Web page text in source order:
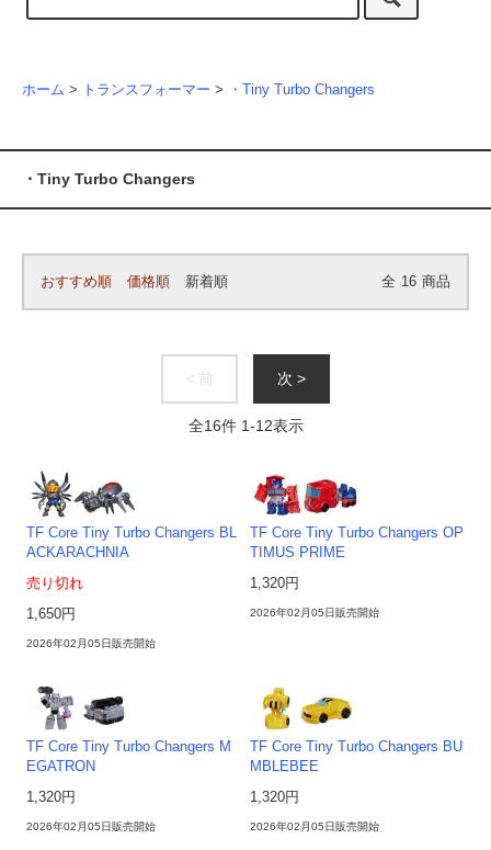
ホーム > トランスフォーマー > ・Tiny Turbo Changers
・Tiny Turbo Changers
おすすめ順 価格順 新着順 全 16 商品
< 前 次 >
全16件 1-12表示
TF Core Tiny Turbo Changers BL
ACKARACHNIA
売り切れ
1,650円
2026年02月05日販売開始
TF Core Tiny Turbo Changers OP
TIMUS PRIME
1,320円
2026年02月05日販売開始
TF Core Tiny Turbo Changers M
EGATRON
1,320円
2026年02月05日販売開始
TF Core Tiny Turbo Changers BU
MBLEBEE
1,320円
2026年02月05日販売開始